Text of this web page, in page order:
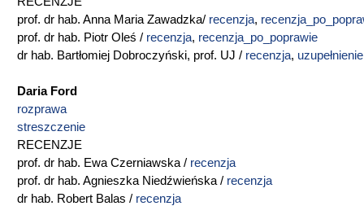
prof. dr hab. Anna Maria Zawadzka/ recenzja,
prof. dr hab. Piotr Oleś / recenzja, recenzja_po_poprawie
dr hab. Bartłomiej Dobroczyński, prof. UJ / recenzja,
Daria Ford
rozprawa
streszczenie
RECENZJE
prof. dr hab. Ewa Czerniawska / recenzja
prof. dr hab. Agnieszka Niedźwieńska / recenzja
dr hab. Robert Balas / recenzja